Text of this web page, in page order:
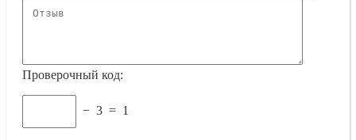
Проверочный код:
− 3 = 1